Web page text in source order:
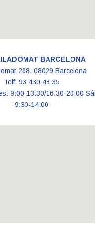
BARCELONA
208, 08029 Barcelona
Telf. 93 430 48 35
9:00-13:30/16:30-20:00
9:30-14:00